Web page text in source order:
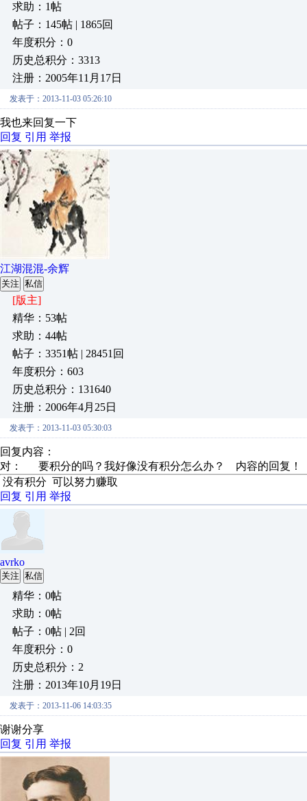
求助：1帖
帖子：145帖 | 1865回
年度积分：0
历史总积分：3313
注册：2005年11月17日
发表于：2013-11-03 05:26:10
我也来回复一下
回复 引用 举报
江湖混混-余辉
关注 私信
[版主]
精华：53帖
求助：44帖
帖子：3351帖 | 28451回
年度积分：603
历史总积分：131640
注册：2006年4月25日
发表于：2013-11-03 05:30:03
回复内容：
对：
要积分的吗？我好像没有积分怎么办？ 内容的回复！
没有积分 可以努力赚取
回复 引用 举报
avrko
关注 私信
精华：0帖
求助：0帖
帖子：0帖 | 2回
年度积分：0
历史总积分：2
注册：2013年10月19日
发表于：2013-11-06 14:03:35
谢谢分享
回复 引用 举报